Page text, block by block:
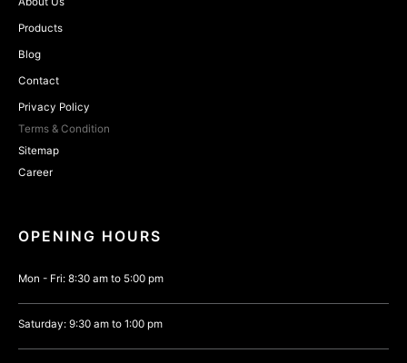
Products
Blog
Contact
Privacy Policy
Terms & Condition
Sitemap
Career
OPENING HOURS
Mon - Fri: 8:30 am to 5:00 pm
Saturday: 9:30 am to 1:00 pm